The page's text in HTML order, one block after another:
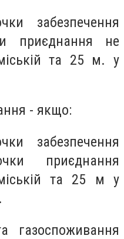
забезпечення
приєднання не
та 25 м. у
- якщо:
забезпечення
приєднання
та 25 м у
газоспоживання